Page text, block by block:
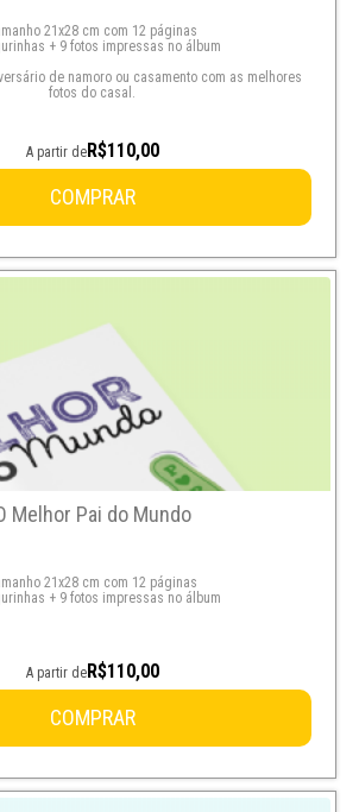
21x28 cm com 12 páginas
+ 9 fotos impressas no álbum
de namoro ou casamento com as melhores
fotos do casal.
A partir deR$110,00
COMPRAR
Melhor Pai do Mundo
21x28 cm com 12 páginas
+ 9 fotos impressas no álbum
A partir deR$110,00
COMPRAR